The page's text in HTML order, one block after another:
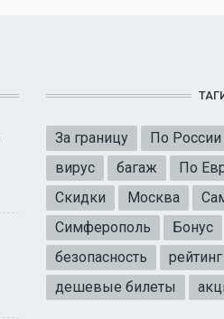
За границу По России
вирус
багаж По
Скидки
Москва
Симферополь
Бонус
безопасность
рейтинг
дешевые билеты